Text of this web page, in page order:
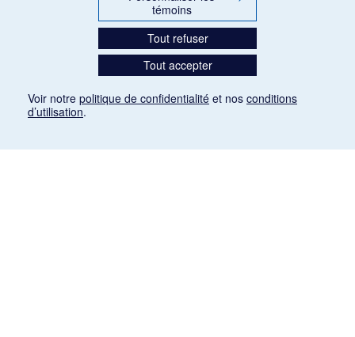
témoins
Tout refuser
Tout accepter
Voir notre politique de confidentialité et nos conditions
d’utilisation.